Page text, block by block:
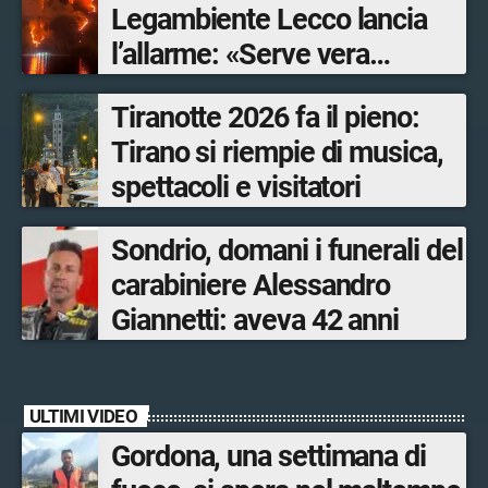
Legambiente Lecco lancia
l’allarme: «Serve vera
prevenzione»
Tiranotte 2026 fa il pieno:
Tirano si riempie di musica,
spettacoli e visitatori
Sondrio, domani i funerali del
carabiniere Alessandro
Giannetti: aveva 42 anni
ULTIMI VIDEO
Gordona, una settimana di